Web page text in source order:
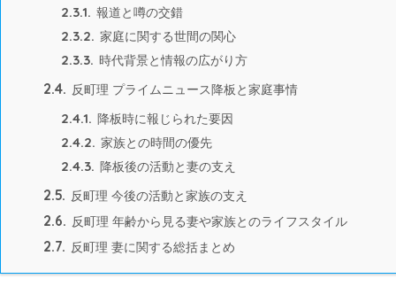
2.3.1. 報道と噂の交錯
2.3.2. 家庭に関する世間の関心
2.3.3. 時代背景と情報の広がり方
2.4. 反町理 プライムニュース降板と家庭事情
2.4.1. 降板時に報じられた要因
2.4.2. 家族との時間の優先
2.4.3. 降板後の活動と妻の支え
2.5. 反町理 今後の活動と家族の支え
2.6. 反町理 年齢から見る妻や家族とのライフスタイル
2.7. 反町理 妻に関する総括まとめ